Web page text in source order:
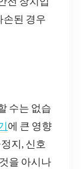
손된 경우
수는 없습
에 큰 영향
지, 신호
을 아시나